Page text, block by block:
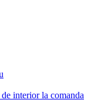
interior la comanda